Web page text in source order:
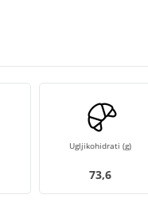
Ugljikohidrati (g)
73,6